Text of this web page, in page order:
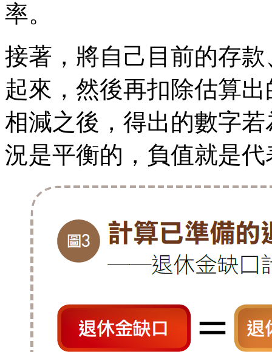
率。
接著，將自己目前的存
起來，然後再扣除估算
相減之後，得出的數字
況是平衡的，負值就是